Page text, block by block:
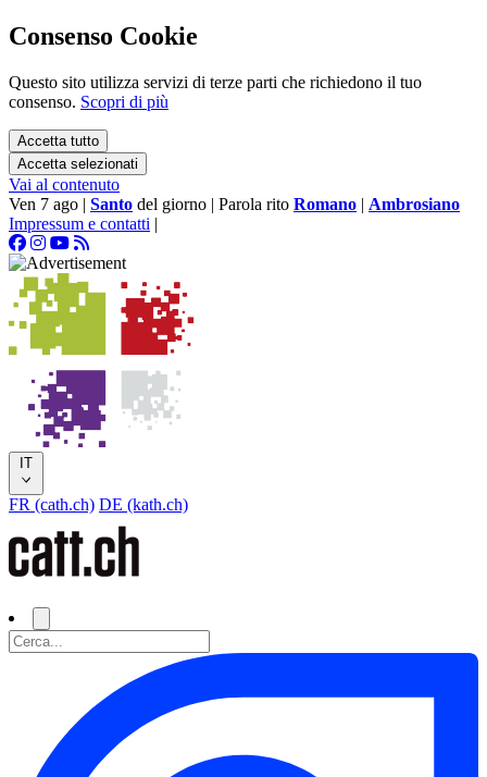
Consenso Cookie
Questo sito utilizza servizi di terze parti che richiedono il tuo
consenso. Scopri di più
Accetta tutto
Accetta selezionati
Vai al contenuto
Ven 7 ago | Santo del giorno | Parola rito Romano | Ambrosiano
Impressum e contatti |
IT
FR (cath.ch) DE (kath.ch)